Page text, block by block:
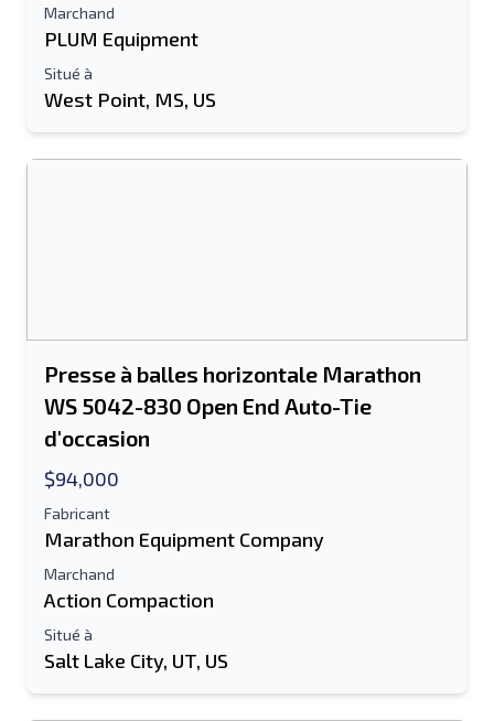
Marchand
PLUM Equipment
Situé à
West Point, MS, US
Presse à balles horizontale Marathon
WS 5042-830 Open End Auto-Tie
d'occasion
$94,000
Fabricant
Marathon Equipment Company
Marchand
Action Compaction
Situé à
Salt Lake City, UT, US